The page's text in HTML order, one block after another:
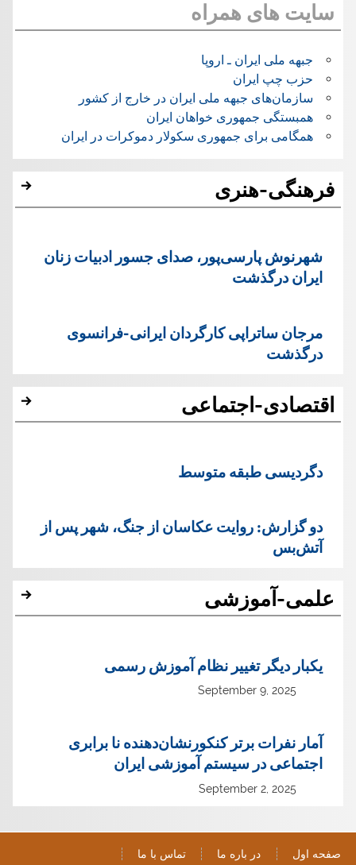
سایت های همراه
جبهه ملی ایران ـ اروپا
حزب چپ ایران
سازمان‌های جبهه ملی ایران در خارج از کشور
همبستگی جمهوری خواهان ایران
همگامی برای جمهوری سکولار دموکرات در ایران
فرهنگی-هنری
شهرنوش پارسی‌پور، صدای جسور ادبیات زنان
ایران درگذشت
مرجان ساتراپی کارگردان ایرانی-فرانسوی
درگذشت
اقتصادی-اجتماعی
دگردیسی طبقه متوسط
دو گزارش: روایت عکاسان از جنگ، شهر پس از
آتش‌بس
علمی-آموزشی
یک‏بار دیگر تغییر نظام آموزش رسمی
September 9, 2025
آمار نفرات برتر کنکورنشان‌دهنده نا برابری
اجتماعی در سیستم آموزشی ایران
September 2, 2025
صفحه اول در باره ما تماس با ما